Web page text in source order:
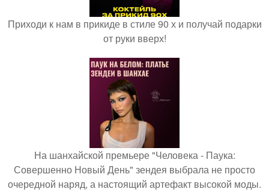
Приходи к нам в прикиде в стиле 90 х и получай подарки
от руки вверх!
На шанхайской премьере "Человека - Паука:
Совершенно Новый День" зендея выбрала не просто
очередной наряд, а настоящий артефакт высокой моды.